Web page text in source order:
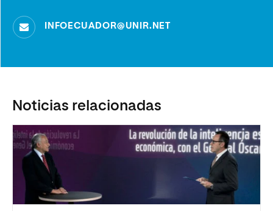
INFOECUADOR@UNIR.NET
Noticias relacionadas